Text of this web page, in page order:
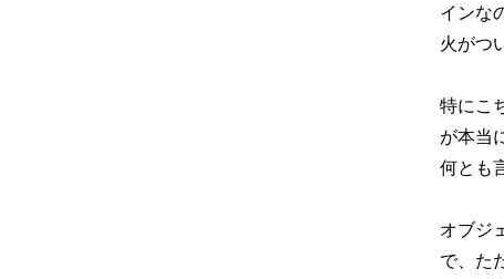
インな
火がつ
特にこ
が本当
何とも
オブジ
で、た